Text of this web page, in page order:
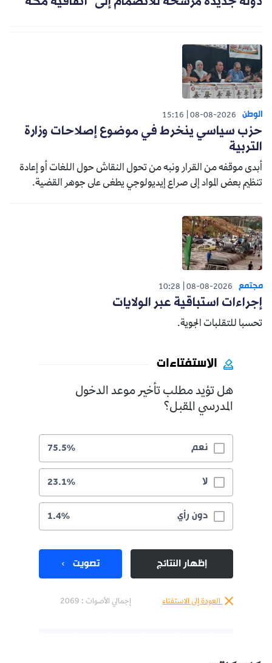
الوطن 08-08-2026
15:16
حزب سياسي ينخرط في موضوع إصلاحات وزارة
التربية
أبدى موقفه من القرار ونبه من تحول النقاش حول اللغات أو إعادة
تنظيم بعض المواد إلى صراع إيديولوجي يطغى على جوهر القضية.
مجتمع 08-08-2026
10:28
إجراءات استباقية عبر الولايات
تحسبا للتقلبات الجوية.
الاستفتاءات
هل تؤيد مطلب تأخير موعد الدخول
المدرسي المقبل؟
نعم 75.5%
لا 23.1%
دون رأي 1.4%
إظهار النتائج تصويت
العودة إلى الاستفتاء إجمالي الأصوات : 2069